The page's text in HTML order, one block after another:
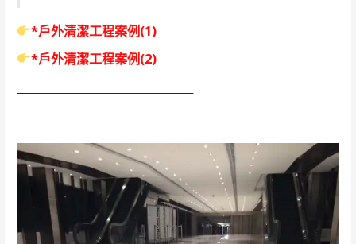
*戶外清潔工程案例(1)
*戶外清潔工程案例(2)